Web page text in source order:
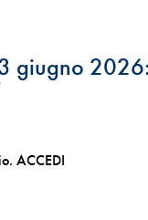
giugno
ACCEDI